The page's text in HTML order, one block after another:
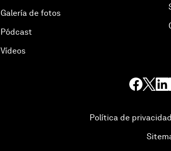
Galería de fotos
Pódcast
Vídeos
Política de